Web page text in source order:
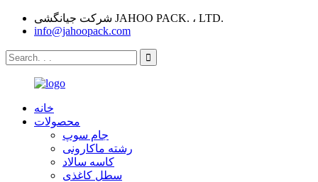
شرکت جیانگشی JAHOO PACK. ، LTD.
info@jahoopack.com
خانه
محصولات
جام سوپ
رشته ماکارونی
کاسه سالاد
سطل کاغذی